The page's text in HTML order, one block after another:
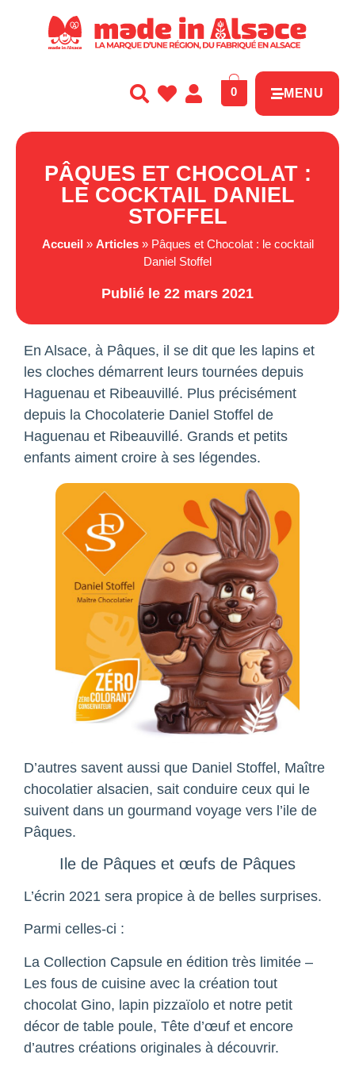
0 MENU
PÂQUES ET CHOCOLAT :
LE COCKTAIL DANIEL
STOFFEL
Accueil » Articles» Pâques et Chocolat : le cocktail
Daniel Stoffel
Publié le 22 mars 2021
En Alsace, à Pâques, il se dit que les lapins et
les cloches démarrent leurs tournées depuis
Haguenau et Ribeauvillé. Plus précisément
depuis la Chocolaterie Daniel Stoffel de
Haguenau et Ribeauvillé. Grands et petits
enfants aiment croire à ses légendes.
D’autres savent aussi que Daniel Stoffel, Maître
chocolatier alsacien, sait conduire ceux qui le
suivent dans un gourmand voyage vers l’ile de
Pâques.
Ile de Pâques et œufs de Pâques
L’écrin 2021 sera propice à de belles surprises.
Parmi celles-ci :
La Collection Capsule en édition très limitée –
Les fous de cuisine avec la création tout
chocolat Gino, lapin pizzaïolo et notre petit
décor de table poule, Tête d’œuf et encore
d’autres créations originales à découvrir.